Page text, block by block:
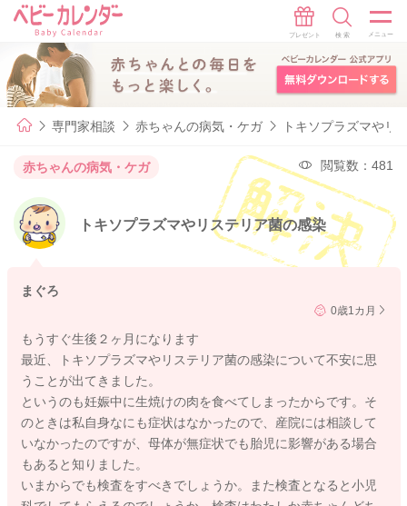
専門家相談 赤ちゃんの病気・ケガ トキソプラズマやリ
赤ちゃんの病気・ケガ 閲覧数：481
トキソプラズマやリステリア菌の感染
まぐろ
0歳1カ月
もうすぐ生後２ヶ月になります
最近、トキソプラズマやリステリア菌の感染について不安に思
うことが出てきました。
というのも妊娠中に生焼けの肉を食べてしまったからです。そ
のときは私自身なにも症状はなかったので、産院には相談して
いなかったのですが、母体が無症状でも胎児に影響がある場合
もあると知りました。
いまからでも検査をすべきでしょうか。また検査となると小児